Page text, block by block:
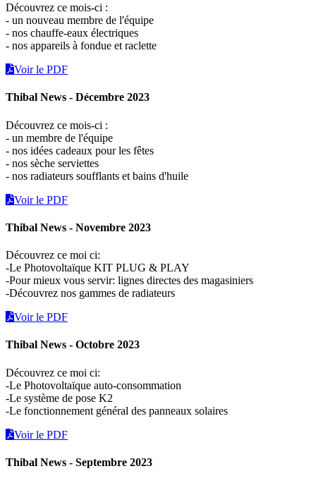
Découvrez ce mois-ci :
- un nouveau membre de l'équipe
- nos chauffe-eaux électriques
- nos appareils à fondue et raclette
Voir le PDF
Thibal News - Décembre 2023
Découvrez ce mois-ci :
- un membre de l'équipe
- nos idées cadeaux pour les fêtes
- nos sèche serviettes
- nos radiateurs soufflants et bains d'huile
Voir le PDF
Thibal News - Novembre 2023
Découvrez ce moi ci:
-Le Photovoltaïque KIT PLUG & PLAY
-Pour mieux vous servir: lignes directes des magasiniers
-Découvrez nos gammes de radiateurs
Voir le PDF
Thibal News - Octobre 2023
Découvrez ce moi ci:
-Le Photovoltaïque auto-consommation
-Le système de pose K2
-Le fonctionnement général des panneaux solaires
Voir le PDF
Thibal News - Septembre 2023